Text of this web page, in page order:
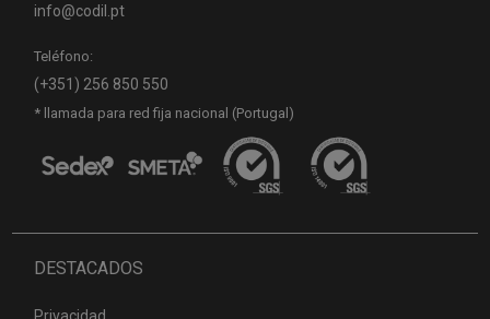
info@codil.pt
Teléfono:
(+351) 256 850 550
* llamada para red fija nacional (Portugal)
DESTACADOS
Privacidad